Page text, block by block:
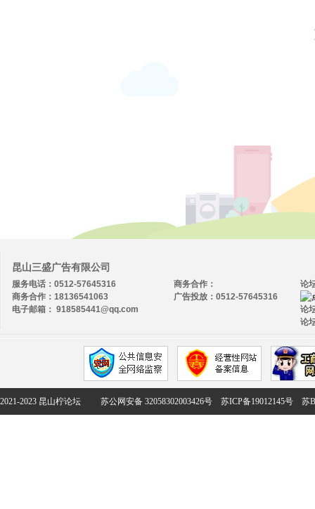
昆山三盛广告有限公司
服务电话：0512-57645316
商务合作：18136541063
电子邮箱： 918585441@qq.com
论
论
论
商务合作：
广告投放：0512-57645316
2021-2023 昆山柠论坛 苏公网安备 32058302003426号 苏ICP备19012145号 苏